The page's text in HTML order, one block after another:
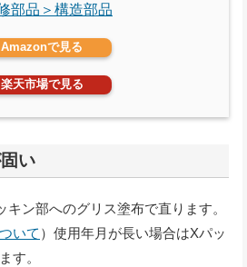
部品＞構造部品
Amazonで見る
楽天市場で見る
い
ン部へのグリス塗布で直ります。
いて ）使用年月が長い場合はXパッ
す。